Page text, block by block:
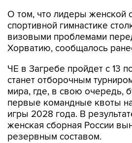
О том, что лидеры женской
спортивной гимнастике
визовыми проблемами
Хорватию, сообщалось
ЧЕ в Загребе пройдет с 13
станет отборочным
мира, где, в свою очередь,
первые командные квоты
игры 2028 года. В
женская сборная России
резервным составом.